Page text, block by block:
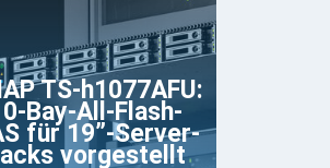
TS-h1077AFU:
Bay-All-Flash-
für 19”-Server-
vorgestellt